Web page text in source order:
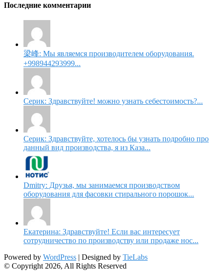
Последние комментарии
梁峰: Мы являемся производителем оборудования.
+998944293999...
Серик: Здравствуйте! можно узнать себестоимость?...
Серик: Здравствуйте, хотелось бы узнать подробно про
данный вид производства, я из Каза...
Dmitry: Друзья, мы занимаемся производством
оборудования для фасовки стирального порошок...
Екатерина: Здравствуйте! Если вас интересует
сотрудничество по производству или продаже нос...
Powered by WordPress | Designed by TieLabs
© Copyright 2026, All Rights Reserved